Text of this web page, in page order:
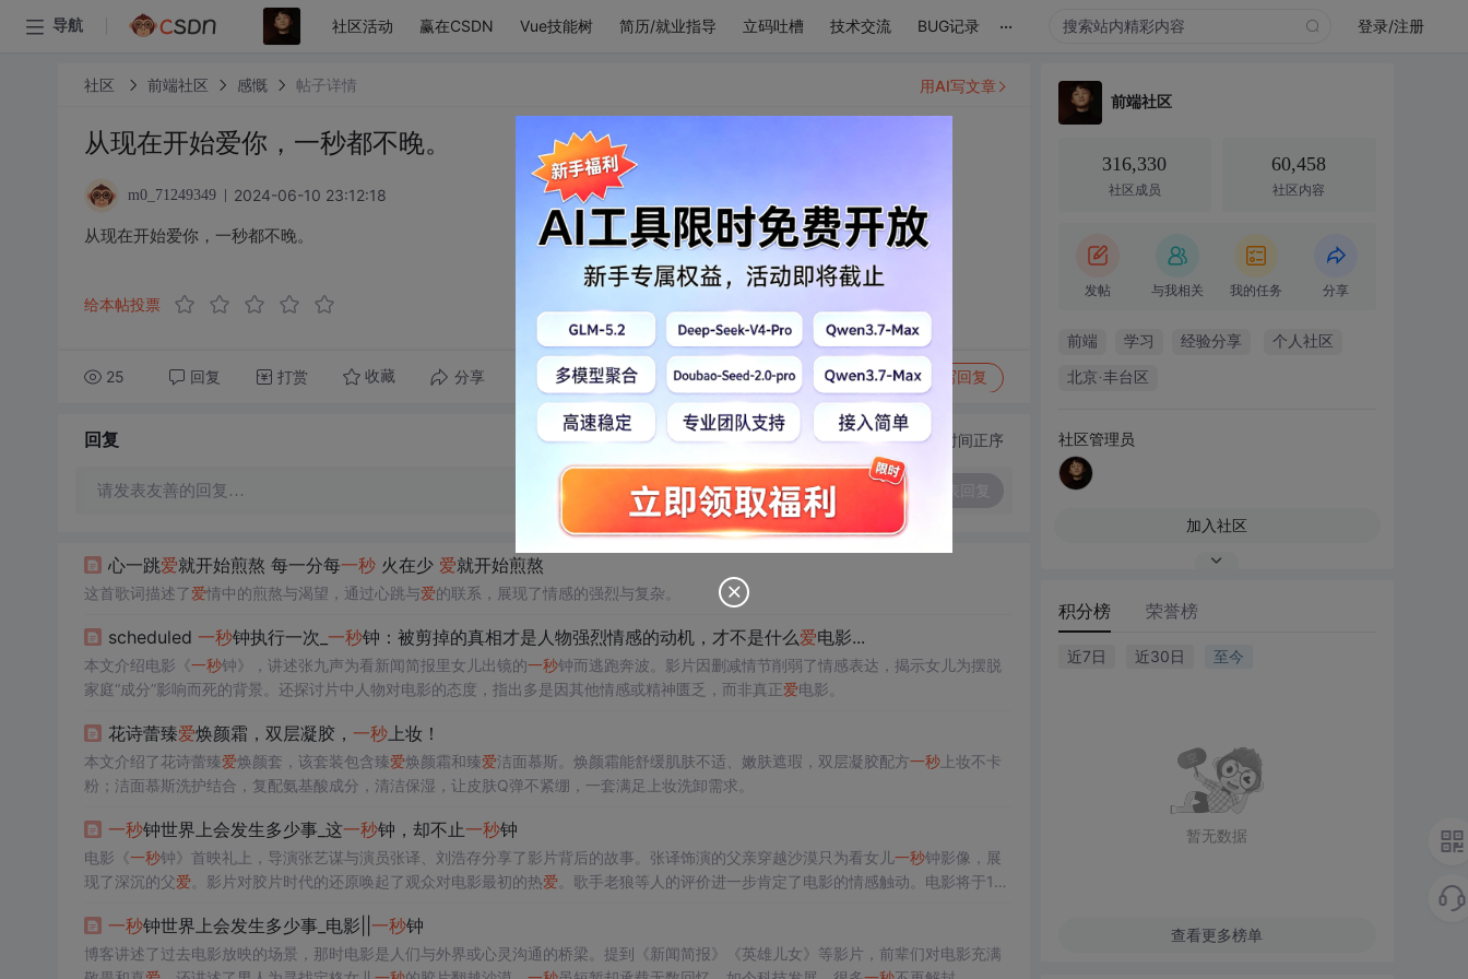
导航 社区活动 赢在CSDN Vue技能树 简历/就业指导 立码吐槽 技术交流 BUG记录 ... 登录/注册
社区 前端社区 感慨 帖子详情
从现在开始爱你，一秒都不晚。
m0_71249349 2024-06-10 23:12:18
从现在开始爱你，一秒都不晚。
给本帖投票
25 回复 打赏 收藏 分享 转发到动态 举报 写回复
用AI写文章
回复 切换为时间正序
请发表友善的回复…
心一跳爱就开始煎熬 每一分每一秒火在少 爱就开始煎熬
这首歌词描述了爱情中的煎熬与渴望，通过心跳与爱的联系，展现了情感的强烈与复杂。
scheduled 一秒钟执行一次_ 一秒钟：被剪掉的真相才是人物强烈情感的动机，才不是什么爱电影...
本文介绍电影《一秒钟》，讲述张九声为看新闻简报里女儿出镜的一秒钟而逃跑奔波。影片因删减情节削弱了情感表达，揭示女儿为摆脱
家庭“成分”影响而死的背景。还探讨片中人物对电影的态度，指出多是因其他情感或精神匮乏，而非真正爱电影。
花诗蕾臻爱焕颜霜，双层凝胶， 一秒上妆！
本文介绍了花诗蕾臻爱焕颜套，该套装包含臻爱焕颜霜和臻爱洁面慕斯。焕颜霜能舒缓肌肤不适、嫩肤遮瑕，双层凝胶配方一秒上妆不卡
粉；洁面慕斯洗护结合，复配氨基酸成分，清洁保湿，让皮肤Q弹不紧绷，一套满足上妆洗卸需求。
一秒钟世界上会发生多少事_这一秒钟，却不止一秒钟
电影《一秒钟》首映礼上，导演张艺谋与演员张译、刘浩存分享了影片背后的故事。张译饰演的父亲穿越沙漠只为看女儿一秒钟影像，展
现了深沉的父爱 。影片对胶片时代的还原唤起了观众对电影最初的热爱 。歌手老狼等人的评价进一步肯定了电影的情感触动。电影将于11
一秒钟世界上会发生多少事_电影|| 一秒钟
博客讲述了过去电影放映的场景，那时电影是人们与外界或心灵沟通的桥梁。提到《新闻简报》《英雄儿女》等影片，前辈们对电影充满
前端社区
316,330
社区成员
60,458
社区内容
发帖 与我相关 我的任务 分享
前端 学习 经验分享 个人社区
北京·丰台区
社区管理员
加入社区
积分榜 荣誉榜
近7日 近30日 至今
暂无数据
查看更多榜单